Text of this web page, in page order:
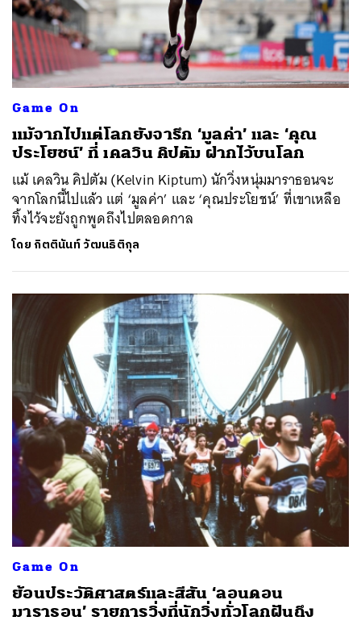
Game On
แม้จากไปแต่โลกยังจารึก ‘มูลค่า’ และ ‘คุณ
ประโยชน์’ ที่ เคลวิน คิปตัม ฝากไว้บนโลก
แม้ เคลวิน คิปตัม (Kelvin Kiptum) นักวิ่งหนุ่มมาราธอนจะ
จากโลกนี้ไปแล้ว แต่ ‘มูลค่า’ และ ‘คุณประโยชน์’ ที่เขาเหลือ
ทิ้งไว้จะยังถูกพูดถึงไปตลอดกาล
โดย กิตตินันท์ วัฒนธิติกุล
Game On
ย้อนประวัติศาสตร์และสีสัน ‘ลอนดอน
มาราธอน’ รายการวิ่งที่นักวิ่งทั่วโลกฝันถึง
ค้นหา
SHARE TWEET LINE EMAIL